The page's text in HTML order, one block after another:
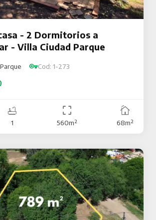
- 2 Dormitorios a
- Villa Ciudad Parque
Cod: 1-273
1 560m² 68m²